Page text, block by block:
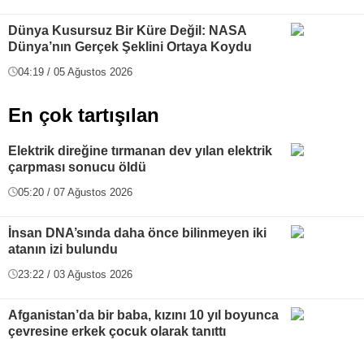
Dünya Kusursuz Bir Küre Değil: NASA
Dünya’nın Gerçek Şeklini Ortaya Koydu
04:19 / 05 Ağustos 2026
En çok tartışılan
Elektrik direğine tırmanan dev yılan elektrik
çarpması sonucu öldü
05:20 / 07 Ağustos 2026
İnsan DNA’sında daha önce bilinmeyen iki
atanın izi bulundu
23:22 / 03 Ağustos 2026
Afganistan’da bir baba, kızını 10 yıl boyunca
çevresine erkek çocuk olarak tanıttı